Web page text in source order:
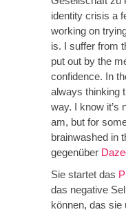
identity crisis a
working on
is. I suffer from
put out by the
confidence. In
always thinking
way. I know it’s
am, but for
brainwashed in
gegenüber
Sie startet das
das negative
können, das sie